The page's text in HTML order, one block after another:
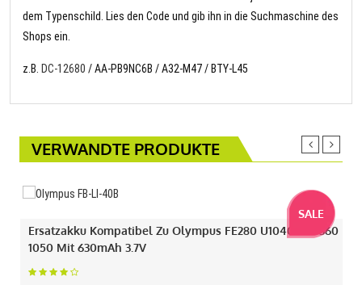
dem Typenschild. Lies den Code und gib ihn in die Suchmaschine des
Shops ein.
z.B. DC-12680 / AA-PB9NC6B / A32-M47 / BTY-L45
VERWANDTE PRODUKTE
SALE
Ersatzakku Kompatibel Zu Olympus FE280 U1040 330 360
1050 Mit 630mAh 3.7V